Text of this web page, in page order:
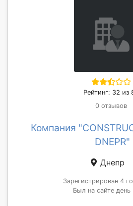
Рейтинг: 32 из
0 отзывов
Компания
DNEPR"
Днепр
Зарегистрирован 4
Был на сайте день